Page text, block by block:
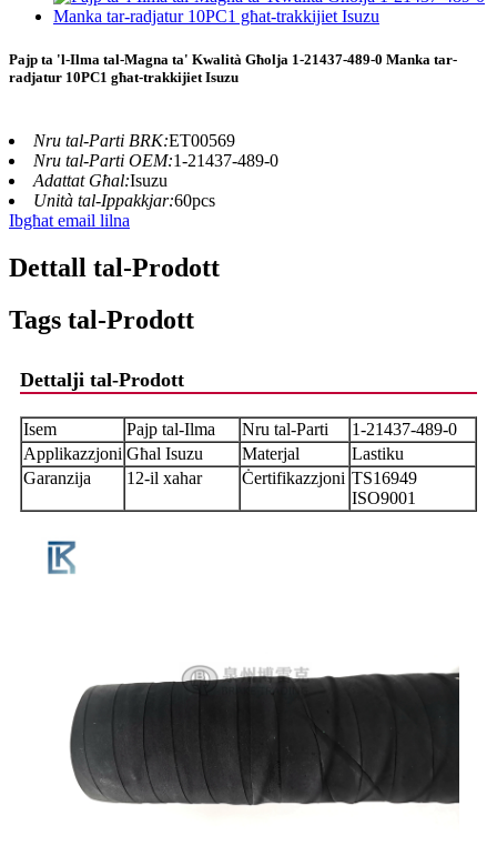
Pajp ta 'l-Ilma tal-Magna ta' Kwalità Għolja 1-21437-489-0 Manka tar-
radjatur 10PC1 għat-trakkijiet Isuzu
Nru tal-Parti BRK:ET00569
Nru tal-Parti OEM:1-21437-489-0
Adattat Għal:Isuzu
Unità tal-Ippakkjar:60pcs
Ibgħat email lilna
Dettall tal-Prodott
Tags tal-Prodott
Dettalji tal-Prodott
Isem Pajp tal-Ilma Nru tal-Parti
1-21437-489-0
Applikazzjoni Għal Isuzu Materjal
Lastiku
Garanzija
12-il xahar Ċertifikazzjoni TS16949
ISO9001